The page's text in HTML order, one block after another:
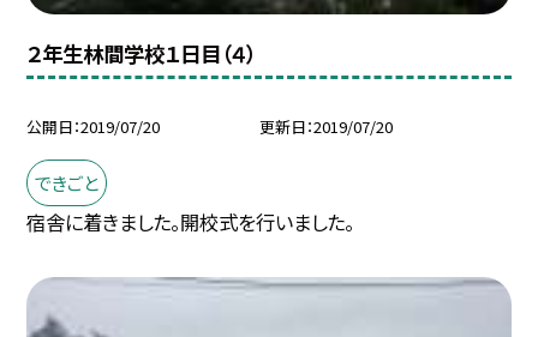
２年生林間学校１日目（４）
公開日 2019/07/20 更新日 2019/07/20
できごと
宿舎に着きました。開校式を行いました。